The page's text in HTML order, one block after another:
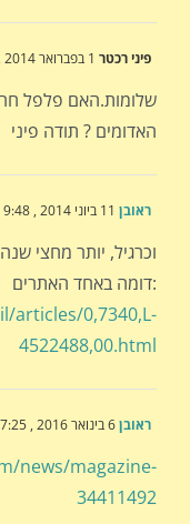
פיני רכטר
שלומות.האם פלפל
האדומים ? תודה פיני
ראובן
וכרגיל, יותר מחצי
דומה באחד האתרים:
articles/0,7340,L-
4522488,00.html
ראובן
news/magazine-
34411492